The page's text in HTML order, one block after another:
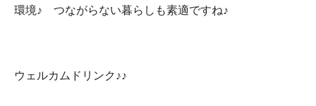
環境♪ つながらない暮らしも素適ですね♪
ウェルカムドリンク♪♪